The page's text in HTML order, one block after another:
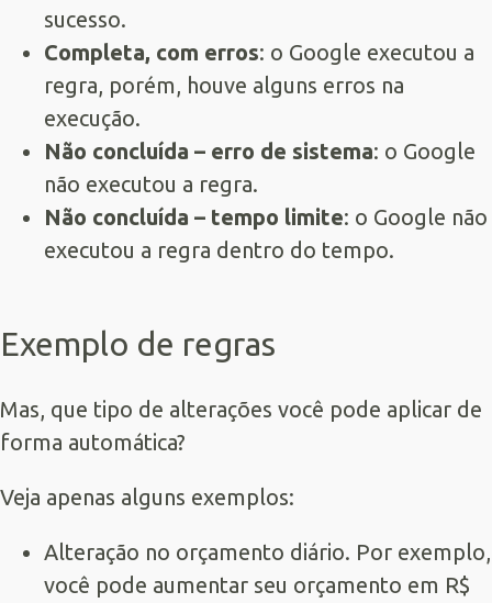
sucesso.
Completa, com erros: o Google executou a
regra, porém, houve alguns erros na
execução.
Não concluída – erro de sistema: o Google
não executou a regra.
Não concluída – tempo limite: o Google não
executou a regra dentro do tempo.
Exemplo de regras
Mas, que tipo de alterações você pode aplicar de
forma automática?
Veja apenas alguns exemplos:
Alteração no orçamento diário. Por exemplo,
você pode aumentar seu orçamento em R$